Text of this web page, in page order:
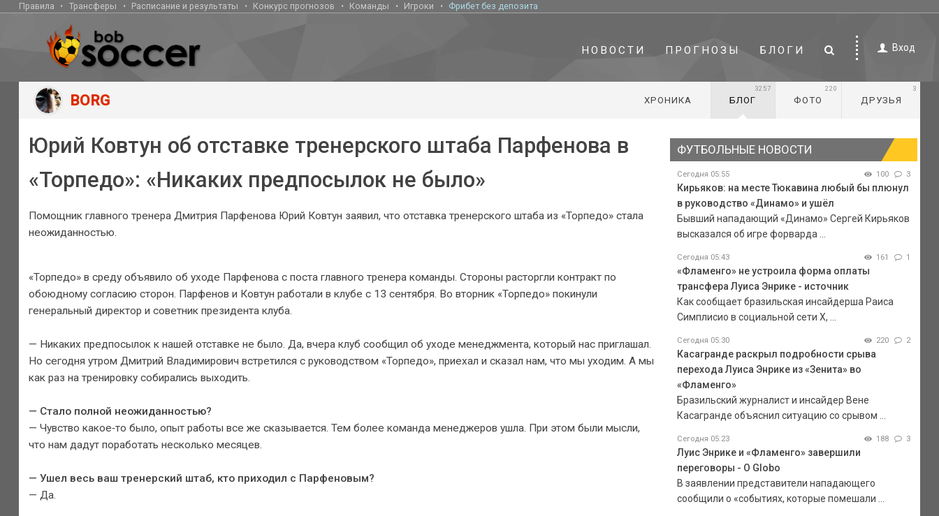
Правила Трансферы Расписание и результаты Конкурс прогнозов Команды Игроки Фрибет без депозита
НОВОСТИ ПРОГНОЗЫ БЛОГИ Вход
BORG ХРОНИКА БЛОГ
3257
ФОТО
220
ДРУЗЬЯ
3
Юрий Ковтун об отставке тренерского штаба Парфенова в
«Торпедо»: «Никаких предпосылок не было»
Помощник главного тренера Дмитрия Парфенова Юрий Ковтун заявил, что отставка тренерского штаба из «Торпедо» стала
неожиданностью.
«Торпедо» в среду объявило об уходе Парфенова с поста главного тренера команды. Стороны расторгли контракт по
обоюдному согласию сторон. Парфенов и Ковтун работали в клубе с 13 сентября. Во вторник «Торпедо» покинули
генеральный директор и советник президента клуба.
— Никаких предпосылок к нашей отставке не было. Да, вчера клуб сообщил об уходе менеджмента, который нас приглашал.
Но сегодня утром Дмитрий Владимирович встретился с руководством «Торпедо», приехал и сказал нам, что мы уходим. А мы
как раз на тренировку собирались выходить.
— Стало полной неожиданностью?
— Чувство какое‑то было, опыт работы все же сказывается. Тем более команда менеджеров ушла. При этом были мысли,
что нам дадут поработать несколько месяцев.
— Ушел весь ваш тренерский штаб, кто приходил с Парфеновым?
— Да.
ФУТБОЛЬНЫЕ НОВОСТИ
Сегодня 05:55 100 3
Кирьяков: на месте Тюкавина любый бы плюнул
в руководство «Динамо» и ушёл
Бывший нападающий «Динамо» Сергей Кирьяков
высказался об игре форварда ...
Сегодня 05:43 161 1
«Фламенго» не устроила форма оплаты
трансфера Луиса Энрике - источник
Как сообщает бразильская инсайдерша Раиса
Симплисио в социальной сети Х, ...
Сегодня 05:30 220 2
Касагранде раскрыл подробности срыва
перехода Луиса Энрике из «Зенита» во
«Фламенго»
Бразильский журналист и инсайдер Вене
Касагранде объяснил ситуацию со срывом ...
Сегодня 05:23 188 3
Луис Энрике и «Фламенго» завершили
переговоры - O Globo
В заявлении представители нападающего
сообщили о «событиях, которые помешали ...